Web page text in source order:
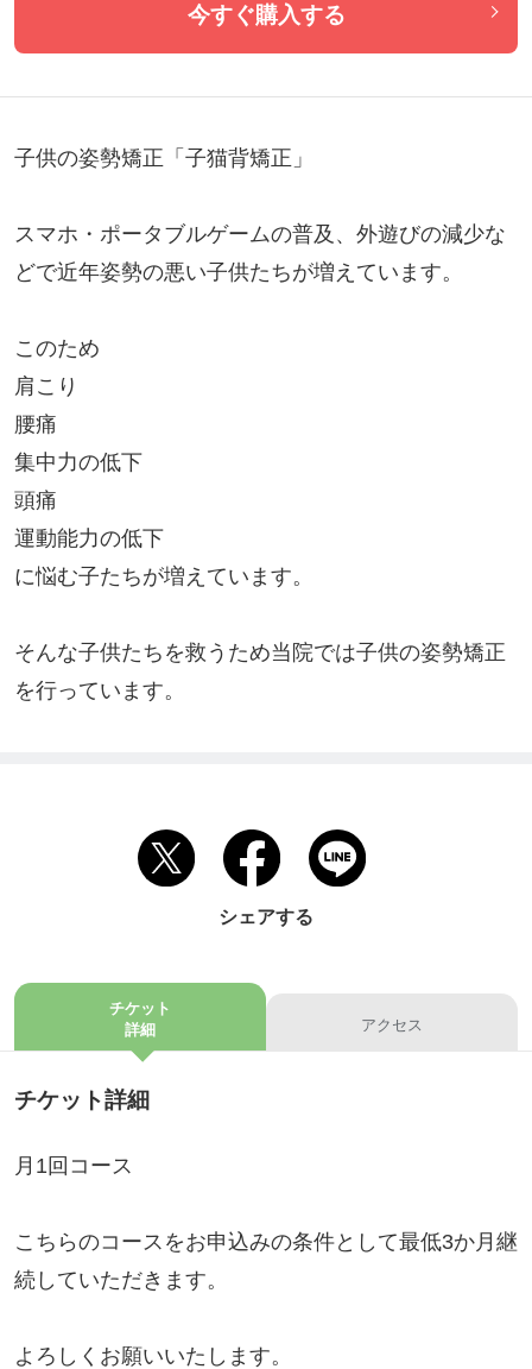
今すぐ購入する
子供の姿勢矯正「子猫背矯正」
スマホ・ポータブルゲームの普及、外遊びの減少な
どで近年姿勢の悪い子供たちが増えています。
このため
肩こり
腰痛
集中力の低下
頭痛
運動能力の低下
に悩む子たちが増えています。
そんな子供たちを救うため当院では子供の姿勢矯正
を行っています。
シェアする
チケット
詳細
アクセス
チケット詳細
月1回コース
こちらのコースをお申込みの条件として最低3か月継
続していただきます。
よろしくお願いいたします。